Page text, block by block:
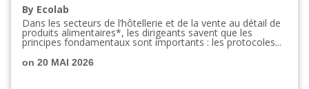
By Ecolab
Dans les secteurs de l’hôtellerie et de la vente au détail de
produits alimentaires*, les dirigeants savent que les
principes fondamentaux sont importants : les protocoles...
on 20 MAI 2026